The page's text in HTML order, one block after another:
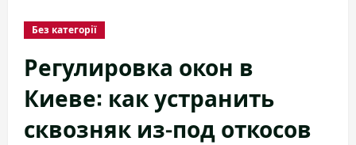
Без категорії
Регулировка окон в
Киеве: как устранить
сквозняк из-под откосов